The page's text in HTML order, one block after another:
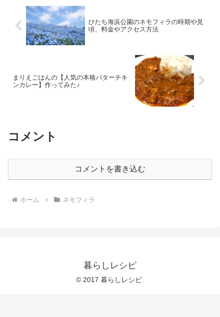
ひたち海浜公園のネモフィラの時期や見
頃、料金やアクセス方法
まりえごはんの【人気の本格バターチキ
ンカレー】作ってみた♪
コメント
コメントを書き込む
ホーム ネモフィラ
暮らしレシピ
© 2017 暮らしレシピ.